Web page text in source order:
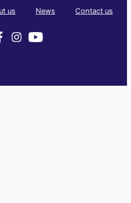
us News Contact us